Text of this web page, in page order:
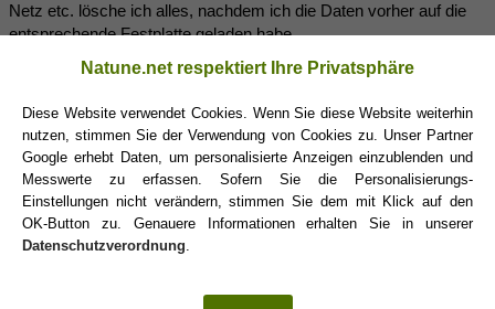
Netz etc. lösche ich alles, nachdem ich die Daten vorher auf die
entsprechende Festplatte geladen habe.
(16.01.2018 15:55)
blueeyes155
Natune.net respektiert Ihre Privatsphäre
Diese Website verwendet Cookies. Wenn Sie diese Website weiterhin
nutzen, stimmen Sie der Verwendung von Cookies zu. Unser Partner
Google erhebt Daten, um personalisierte Anzeigen einzublenden und
Messwerte zu erfassen. Sofern Sie die Personalisierungs-
Einstellungen nicht verändern, stimmen Sie dem mit Klick auf den
OK-Button zu. Genauere Informationen erhalten Sie in unserer
Datenschutzverordnung.